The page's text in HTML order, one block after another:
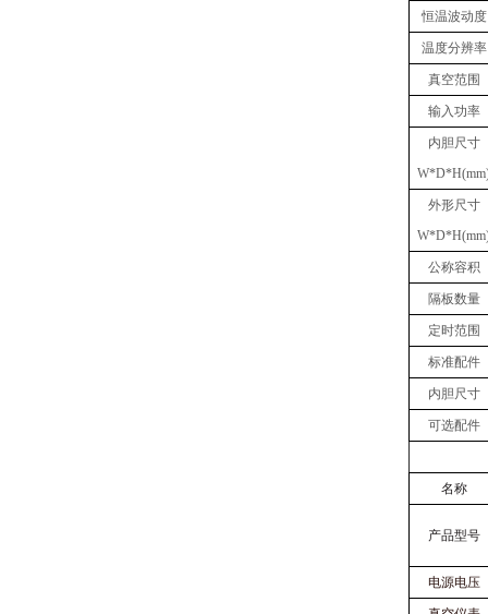
恒温波动度
温度分辨率
真空范围
输入功率
内胆尺寸
W*D*
外形尺寸
W*D*
公称容积
隔板数量
定时范围
标准配件
内胆尺寸
可选配件
名称
产品型号
电源电压